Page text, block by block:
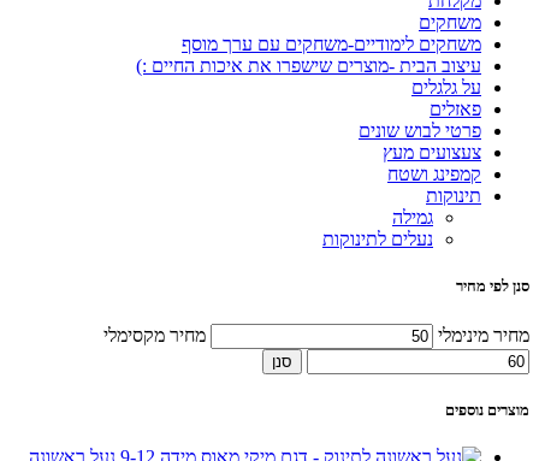
משחקים
משחקים לימודיים-משחקים עם ערך מוסף
עיצוב הבית -מוצרים שישפרו את איכות החיים :)
על גלגלים
פאזלים
פרטי לבוש שונים
צעצועים מעץ
קמפינג ושטח
תינוקות
גמילה
נעלים לתינוקות
סנן לפי מחיר
מחיר מינימלי מחיר מקסימלי
סנן
מוצרים נוספים
נעל ראשונה